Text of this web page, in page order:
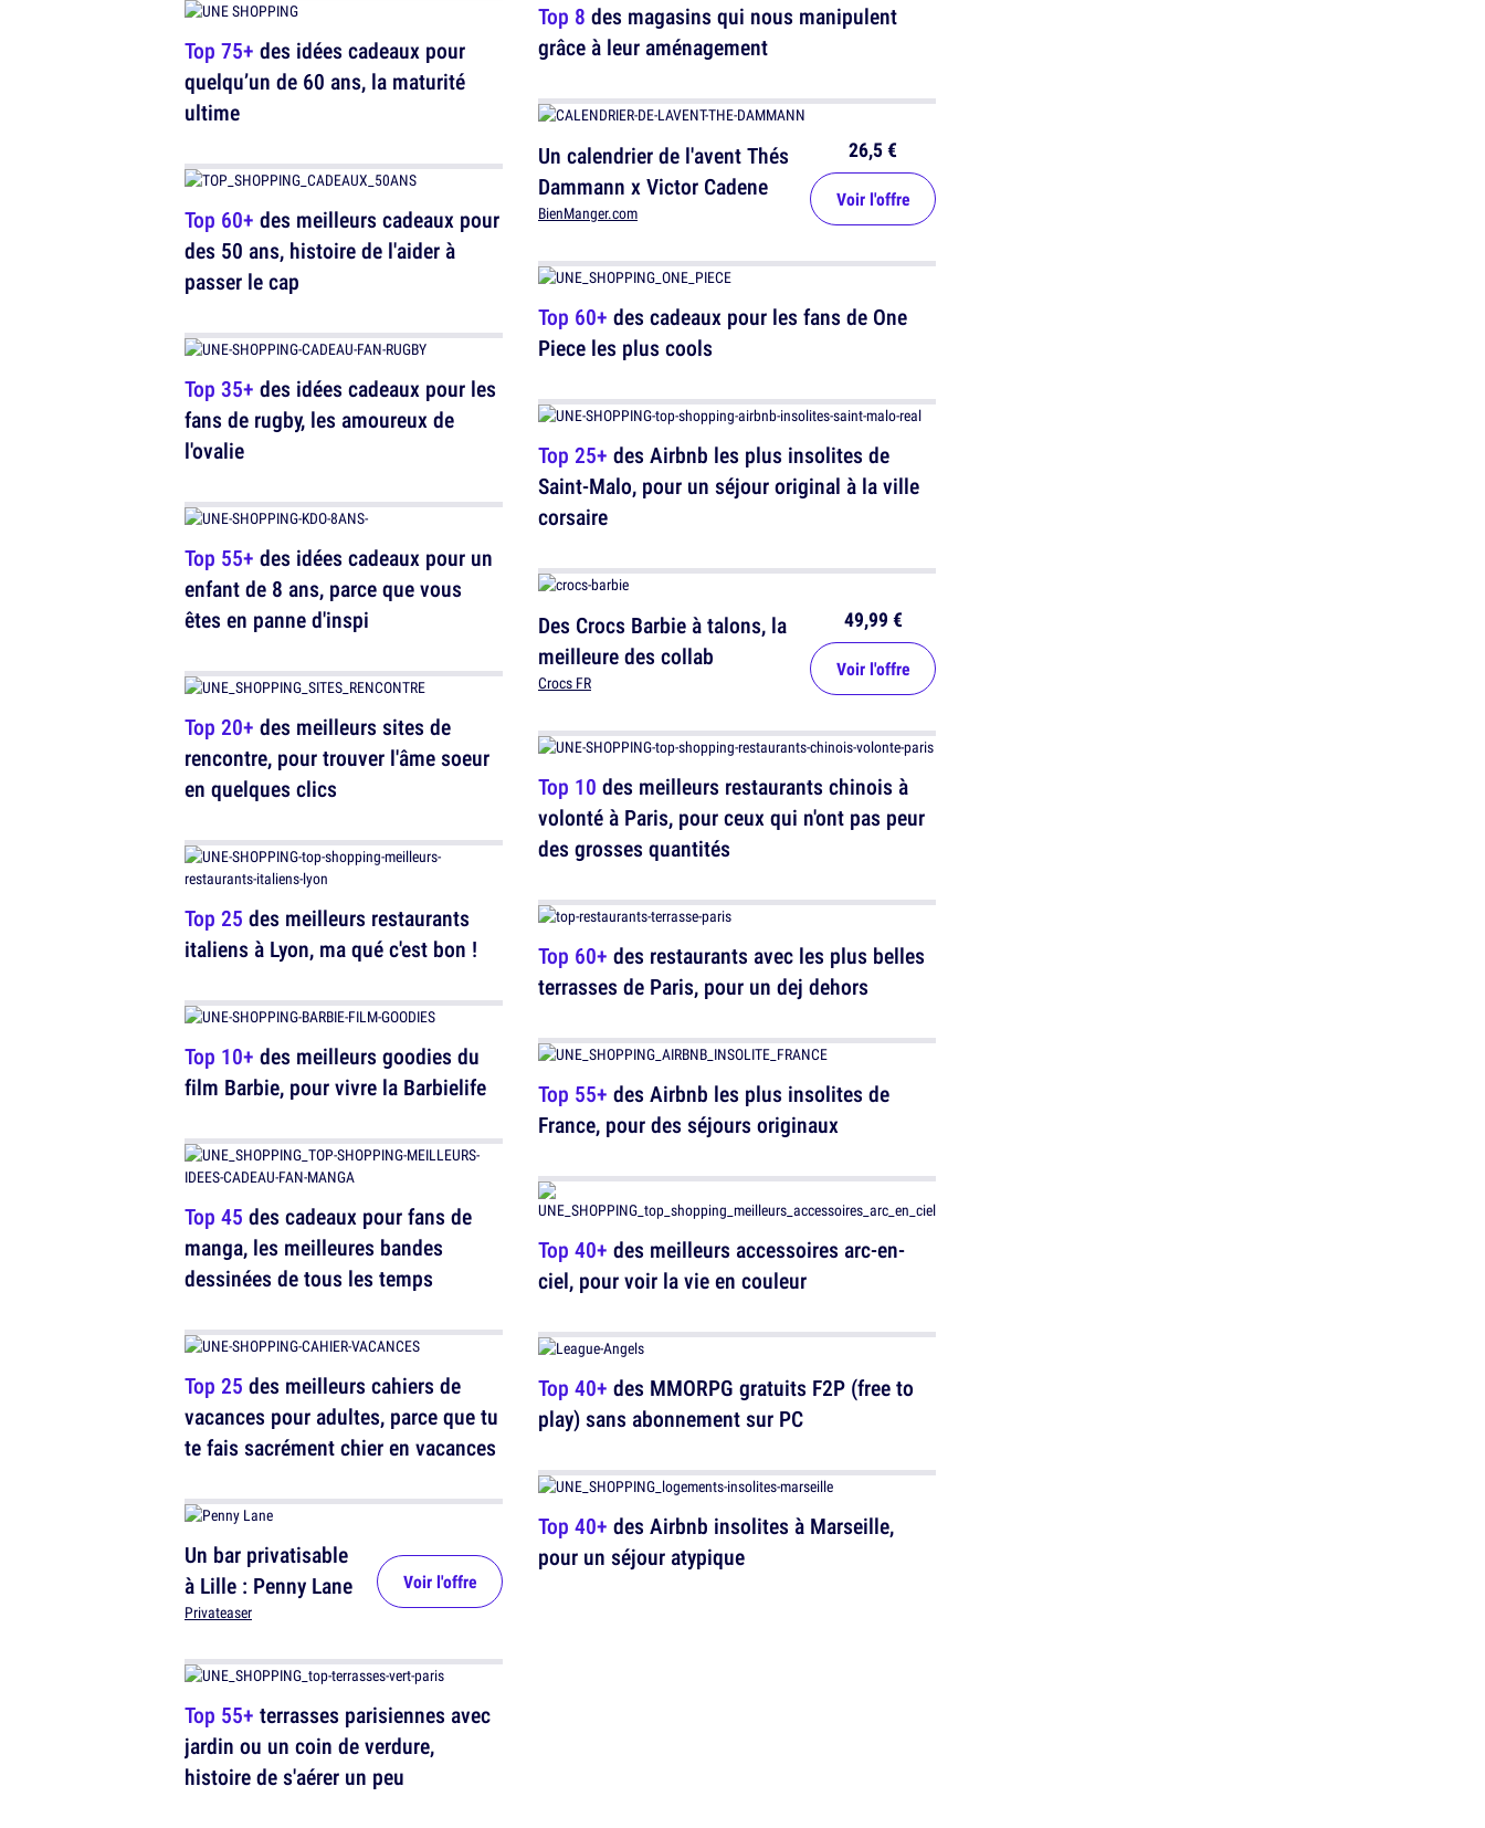
Top 75+ des idées cadeaux pour
quelqu’un de 60 ans, la maturité
ultime
Top 60+ des meilleurs cadeaux pour
des 50 ans, histoire de l'aider à
passer le cap
Top 35+ des idées cadeaux pour les
fans de rugby, les amoureux de
l'ovalie
Top 55+ des idées cadeaux pour un
enfant de 8 ans, parce que vous
êtes en panne d'inspi
Top 20+ des meilleurs sites de
rencontre, pour trouver l'âme soeur
en quelques clics
Top 25 des meilleurs restaurants
italiens à Lyon, ma qué c'est bon !
Top 10+ des meilleurs goodies du
film Barbie, pour vivre la Barbielife
Top 45 des cadeaux pour fans de
manga, les meilleures bandes
dessinées de tous les temps
Top 25 des meilleurs cahiers de
vacances pour adultes, parce que tu
te fais sacrément chier en vacances
Un bar privatisable
à Lille : Penny Lane
Privateaser
Voir l'offre
Top 55+ terrasses parisiennes avec
jardin ou un coin de verdure,
histoire de s'aérer un peu
Top 8 des magasins qui nous manipulent
grâce à leur aménagement
Un calendrier de l'avent Thés
Dammann x Victor Cadene
BienManger.com
26,5 €
Voir l'offre
Top 60+ des cadeaux pour les fans de One
Piece les plus cools
Top 25+ des Airbnb les plus insolites de
Saint-Malo, pour un séjour original à la ville
corsaire
Des Crocs Barbie à talons, la
meilleure des collab
Crocs FR
49,99 €
Voir l'offre
Top 10 des meilleurs restaurants chinois à
volonté à Paris, pour ceux qui n'ont pas peur
des grosses quantités
Top 60+ des restaurants avec les plus belles
terrasses de Paris, pour un dej dehors
Top 55+ des Airbnb les plus insolites de
France, pour des séjours originaux
Top 40+ des meilleurs accessoires arc-en-
ciel, pour voir la vie en couleur
Top 40+ des MMORPG gratuits F2P (free to
play) sans abonnement sur PC
Top 40+ des Airbnb insolites à Marseille,
pour un séjour atypique